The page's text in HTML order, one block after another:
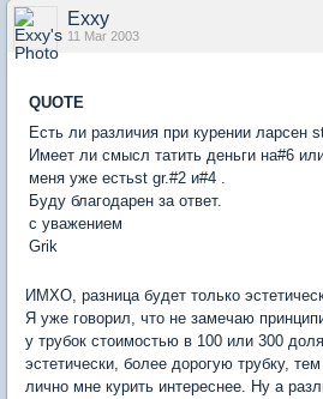
Exxy
11 Mar 2003
QUOTE
Есть ли различия при курении ларсен
Имеет ли смысл татить деньги на#6
меня уже естьst gr.#2 и#4 .
Буду благодарен за ответ.
с уважением
Grik
ИМХО, разница будет только
Я уже говорил, что не замечаю
у трубок стоимостью в 100 или 300
эстетически, более дорогую трубку,
лично мне курить интереснее. Ну а